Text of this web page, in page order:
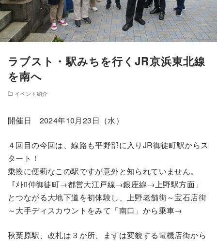
ラブスト・駅みちを行くJR京浜東北線
を南へ
イベント紹介
開催日 2024年10月23日（水）
４回目の今回は、線路も平野部に入りJR御徒町駅からス
タート！
乗換に便莉なこの駅ですが意外と知られていません。
「ﾒﾄﾛ仲御徒町→都営大江戸線→銀座線→上野駅方面」
とつながる大地下道を初体験し、上野老舗街～宝石店街
～大手ディスカウントをみて「南口」から乗車→
秋葉原駅、改札は３か所、まずは変貌する電機店街から